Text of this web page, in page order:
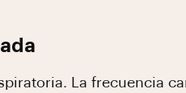
La frecuencia